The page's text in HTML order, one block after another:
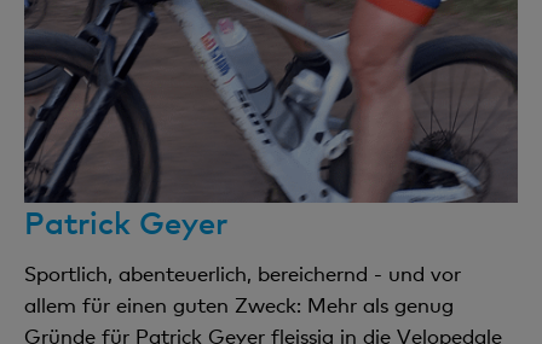
Patrick Geyer
Sportlich, abenteuerlich, bereichernd - und vor
allem für einen guten Zweck: Mehr als genug
Gründe für Patrick Geyer fleissig in die Velopedale